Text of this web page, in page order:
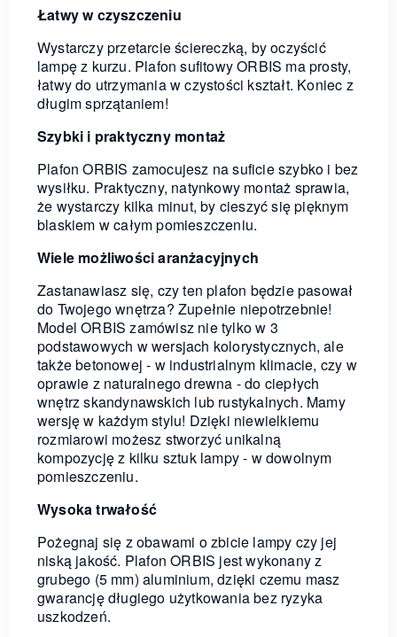
Łatwy w czyszczeniu
Wystarczy przetarcie ściereczką, by oczyścić
lampę z kurzu. Plafon sufitowy ORBIS ma prosty,
łatwy do utrzymania w czystości kształt. Koniec z
długim sprzątaniem!
Szybki i praktyczny montaż
Plafon ORBIS zamocujesz na suficie szybko i bez
wysiłku. Praktyczny, natynkowy montaż sprawia,
że wystarczy kilka minut, by cieszyć się pięknym
blaskiem w całym pomieszczeniu.
Wiele możliwości aranżacyjnych
Zastanawiasz się, czy ten plafon będzie pasował
do Twojego wnętrza? Zupełnie niepotrzebnie!
Model ORBIS zamówisz nie tylko w 3
podstawowych w wersjach kolorystycznych, ale
także betonowej - w industrialnym klimacie, czy w
oprawie z naturalnego drewna - do ciepłych
wnętrz skandynawskich lub rustykalnych. Mamy
wersję w każdym stylu! Dzięki niewielkiemu
rozmiarowi możesz stworzyć unikalną
kompozycję z kilku sztuk lampy - w dowolnym
pomieszczeniu.
Wysoka trwałość
Pożegnaj się z obawami o zbicie lampy czy jej
niską jakość. Plafon ORBIS jest wykonany z
grubego (5 mm) aluminium, dzięki czemu masz
gwarancję długiego użytkowania bez ryzyka
uszkodzeń.